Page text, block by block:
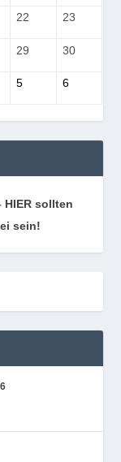
22 23
29 30
5 6
soll­ten
sein!